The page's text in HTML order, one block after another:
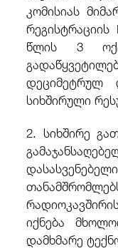
კომისიას
წლის 3
დეციმეტრულ
სიხშირული
2. სიხშირე
იქნება
დამხმარე